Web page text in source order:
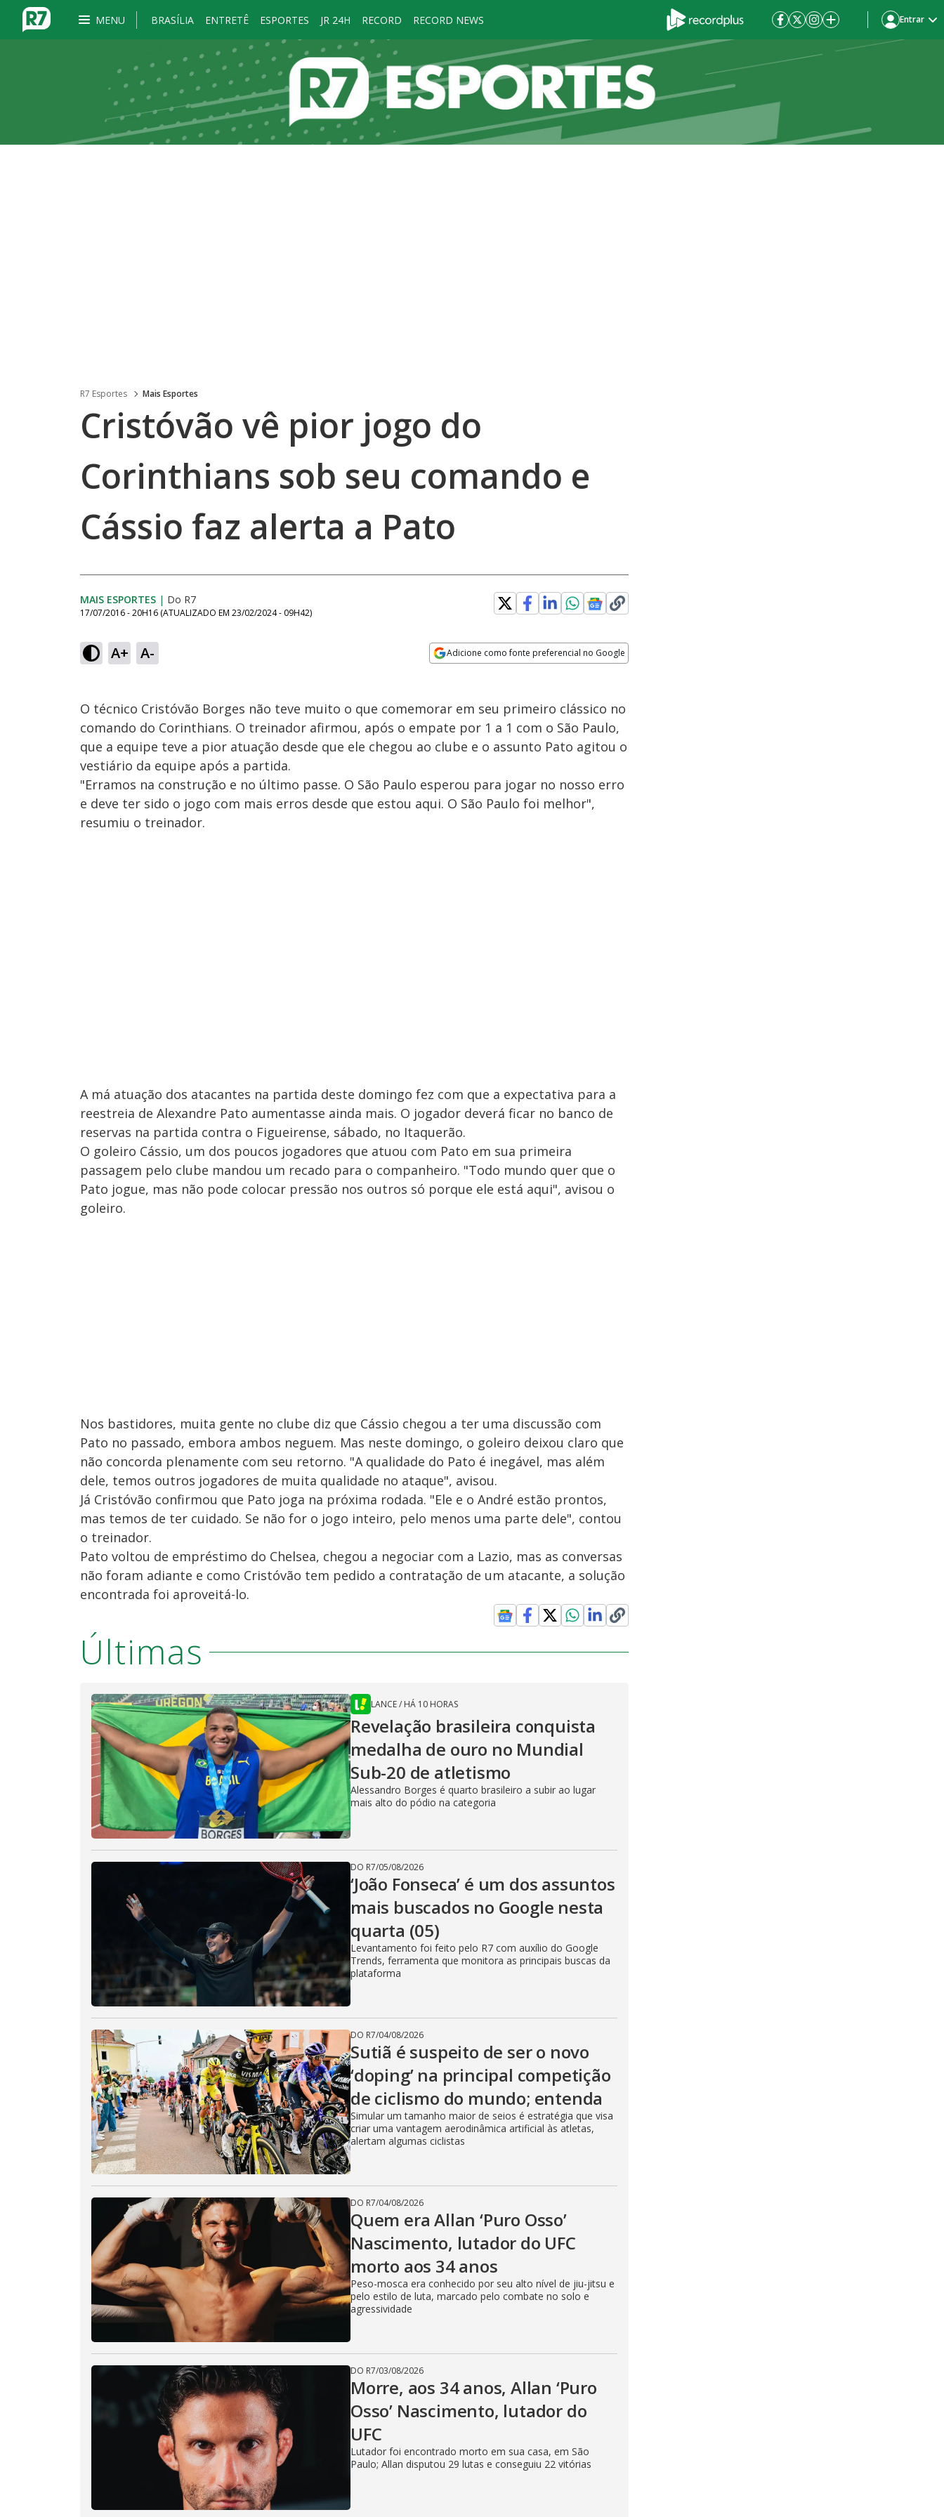
MENU BRASÍLIA ENTRETÊ ESPORTES JR 24H RECORD RECORD NEWS Entrar
R7 Esportes Mais Esportes
Cristóvão vê pior jogo do
Corinthians sob seu comando e
Cássio faz alerta a Pato
MAIS ESPORTES | Do R7
17/07/2016 - 20H16 (ATUALIZADO EM 23/02/2024 - 09H42)
A+ A- Adicione como fonte preferencial no Google
O técnico Cristóvão Borges não teve muito o que comemorar em seu primeiro clássico no
comando do Corinthians. O treinador afirmou, após o empate por 1 a 1 com o São Paulo,
que a equipe teve a pior atuação desde que ele chegou ao clube e o assunto Pato agitou o
vestiário da equipe após a partida.
"Erramos na construção e no último passe. O São Paulo esperou para jogar no nosso erro
e deve ter sido o jogo com mais erros desde que estou aqui. O São Paulo foi melhor",
resumiu o treinador.
A má atuação dos atacantes na partida deste domingo fez com que a expectativa para a
reestreia de Alexandre Pato aumentasse ainda mais. O jogador deverá ficar no banco de
reservas na partida contra o Figueirense, sábado, no Itaquerão.
O goleiro Cássio, um dos poucos jogadores que atuou com Pato em sua primeira
passagem pelo clube mandou um recado para o companheiro. "Todo mundo quer que o
Pato jogue, mas não pode colocar pressão nos outros só porque ele está aqui", avisou o
goleiro.
Nos bastidores, muita gente no clube diz que Cássio chegou a ter uma discussão com
Pato no passado, embora ambos neguem. Mas neste domingo, o goleiro deixou claro que
não concorda plenamente com seu retorno. "A qualidade do Pato é inegável, mas além
dele, temos outros jogadores de muita qualidade no ataque", avisou.
Já Cristóvão confirmou que Pato joga na próxima rodada. "Ele e o André estão prontos,
mas temos de ter cuidado. Se não for o jogo inteiro, pelo menos uma parte dele", contou
o treinador.
Pato voltou de empréstimo do Chelsea, chegou a negociar com a Lazio, mas as conversas
não foram adiante e como Cristóvão tem pedido a contratação de um atacante, a solução
encontrada foi aproveitá-lo.
Últimas
LANCE/ HÁ 10 HORAS
Revelação brasileira conquista
medalha de ouro no Mundial
Sub-20 de atletismo
Alessandro Borges é quarto brasileiro a subir ao lugar
mais alto do pódio na categoria
DO R7/05/08/2026
‘João Fonseca’ é um dos assuntos
mais buscados no Google nesta
quarta (05)
Levantamento foi feito pelo R7 com auxílio do Google
Trends, ferramenta que monitora as principais buscas da
plataforma
DO R7/04/08/2026
Sutiã é suspeito de ser o novo
‘doping’ na principal competição
de ciclismo do mundo; entenda
Simular um tamanho maior de seios é estratégia que visa
criar uma vantagem aerodinâmica artificial às atletas,
alertam algumas ciclistas
DO R7/04/08/2026
Quem era Allan ‘Puro Osso’
Nascimento, lutador do UFC
morto aos 34 anos
Peso-mosca era conhecido por seu alto nível de jiu-jitsu e
pelo estilo de luta, marcado pelo combate no solo e
agressividade
DO R7/03/08/2026
Morre, aos 34 anos, Allan ‘Puro
Osso’ Nascimento, lutador do
UFC
Lutador foi encontrado morto em sua casa, em São
Paulo; Allan disputou 29 lutas e conseguiu 22 vitórias